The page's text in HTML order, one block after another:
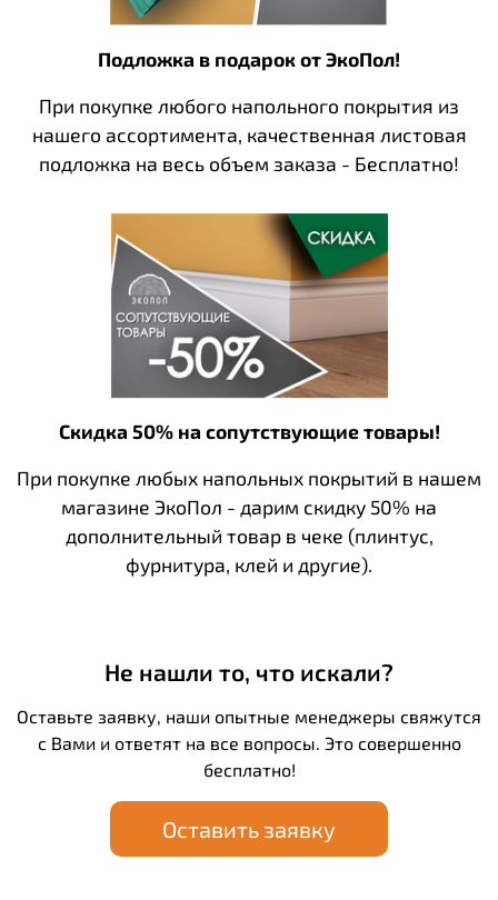
Подложка в подарок от ЭкоПол!
При покупке любого напольного покрытия из
нашего ассортимента, качественная листовая
подложка на весь объем заказа - Бесплатно!
Скидка 50% на сопутствующие товары!
При покупке любых напольных покрытий в нашем
магазине ЭкоПол - дарим скидку 50% на
дополнительный товар в чеке (плинтус,
фурнитура, клей и другие).
Не нашли то, что искали?
Оставьте заявку, наши опытные менеджеры свяжутся
с Вами и ответят на все вопросы. Это совершенно
бесплатно!
Оставить заявку